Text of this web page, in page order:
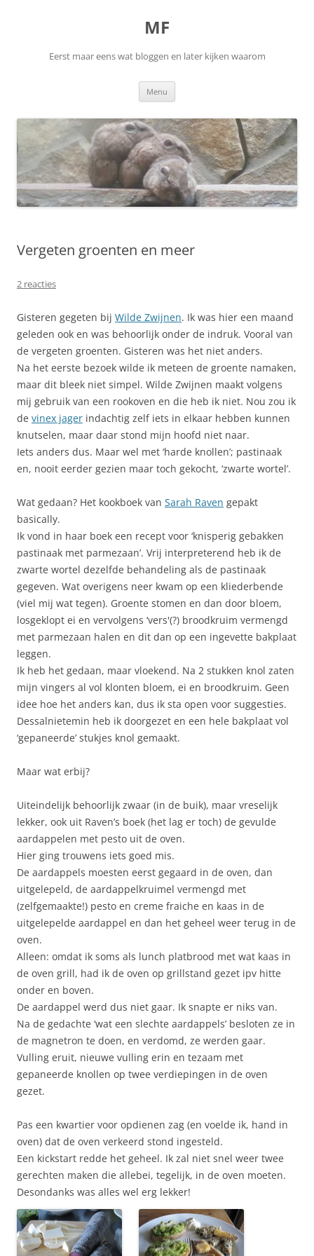
MF
Eerst maar eens wat bloggen en later kijken waarom
Menu
Vergeten groenten en meer
2 reacties
Gisteren gegeten bij Wilde Zwijnen. Ik was hier een maand
geleden ook en was behoorlijk onder de indruk. Vooral van
de vergeten groenten. Gisteren was het niet anders.
Na het eerste bezoek wilde ik meteen de groente namaken,
maar dit bleek niet simpel. Wilde Zwijnen maakt volgens
mij gebruik van een rookoven en die heb ik niet. Nou zou ik
de vinex jager indachtig zelf iets in elkaar hebben kunnen
knutselen, maar daar stond mijn hoofd niet naar.
Iets anders dus. Maar wel met ‘harde knollen’; pastinaak
en, nooit eerder gezien maar toch gekocht, ‘zwarte wortel’.
Wat gedaan? Het kookboek van Sarah Raven gepakt
basically.
Ik vond in haar boek een recept voor ‘knisperig gebakken
pastinaak met parmezaan’. Vrij interpreterend heb ik de
zwarte wortel dezelfde behandeling als de pastinaak
gegeven. Wat overigens neer kwam op een kliederbende
(viel mij wat tegen). Groente stomen en dan door bloem,
losgeklopt ei en vervolgens ‘vers'(?) broodkruim vermengd
met parmezaan halen en dit dan op een ingevette bakplaat
leggen.
Ik heb het gedaan, maar vloekend. Na 2 stukken knol zaten
mijn vingers al vol klonten bloem, ei en broodkruim. Geen
idee hoe het anders kan, dus ik sta open voor suggesties.
Dessalnietemin heb ik doorgezet en een hele bakplaat vol
‘gepaneerde’ stukjes knol gemaakt.
Maar wat erbij?
Uiteindelijk behoorlijk zwaar (in de buik), maar vreselijk
lekker, ook uit Raven’s boek (het lag er toch) de gevulde
aardappelen met pesto uit de oven.
Hier ging trouwens iets goed mis.
De aardappels moesten eerst gegaard in de oven, dan
uitgelepeld, de aardappelkruimel vermengd met
(zelfgemaakte!) pesto en creme fraiche en kaas in de
uitgelepelde aardappel en dan het geheel weer terug in de
oven.
Alleen: omdat ik soms als lunch platbrood met wat kaas in
de oven grill, had ik de oven op grillstand gezet ipv hitte
onder en boven.
De aardappel werd dus niet gaar. Ik snapte er niks van.
Na de gedachte ‘wat een slechte aardappels’ besloten ze in
de magnetron te doen, en verdomd, ze werden gaar.
Vulling eruit, nieuwe vulling erin en tezaam met
gepaneerde knollen op twee verdiepingen in de oven
gezet.
Pas een kwartier voor opdienen zag (en voelde ik, hand in
oven) dat de oven verkeerd stond ingesteld.
Een kickstart redde het geheel. Ik zal niet snel weer twee
gerechten maken die allebei, tegelijk, in de oven moeten.
Desondanks was alles wel erg lekker!